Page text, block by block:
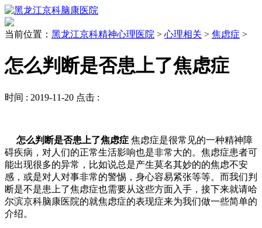
当前位置： 黑龙江京科精神心理医院 > 心理相关 > 焦虑症 >
怎么判断是否患上了焦虑症
时间 : 2019-11-20 点击 :
怎么判断是否患上了焦虑症 焦虑症是很常见的一种精神障
碍疾病，对人们的正常生活影响也是非常大的。焦虑症患者可
能出现很多的异常，比如说总是产生莫名其妙的的焦虑不安
感，或是对人对事非常的警惕，身心容易紧张等等。而我们判
断是不是患上了焦虑症也需要从这些方面入手，接下来就请哈
尔滨京科脑康医院的就焦虑症的表现症来为我们做一些简单的
介绍。